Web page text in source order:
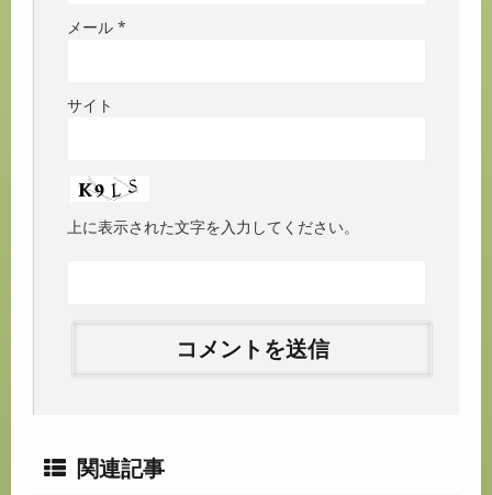
メール *
サイト
上に表示された文字を入力してください。
関連記事